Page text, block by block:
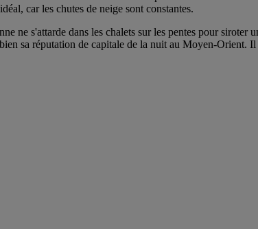
car les chutes de neige sont constantes.
ne s'attarde dans les chalets sur les pentes pour
sa réputation de capitale de la nuit au Moyen-Orient.